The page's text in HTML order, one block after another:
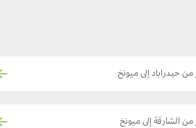
حيدراباد إلى ميونخ
الشارقة إلى ميونخ